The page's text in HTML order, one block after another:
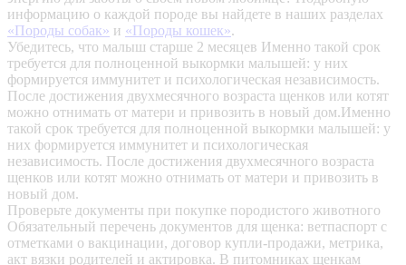
информацию о каждой породе вы найдете в наших разделах
«Породы собак» и «Породы кошек».
Убедитесь, что малыш старше 2 месяцев Именно такой срок
требуется для полноценной выкормки малышей: у них
формируется иммунитет и психологическая независимость.
После достижения двухмесячного возраста щенков или котят
можно отнимать от матери и привозить в новый дом.Именно
такой срок требуется для полноценной выкормки малышей: у
них формируется иммунитет и психологическая
независимость. После достижения двухмесячного возраста
щенков или котят можно отнимать от матери и привозить в
новый дом.
Проверьте документы при покупке породистого животного
Обязательный перечень документов для щенка: ветпаспорт с
отметками о вакцинации, договор купли-продажи, метрика,
акт вязки родителей и актировка. В питомниках щенкам